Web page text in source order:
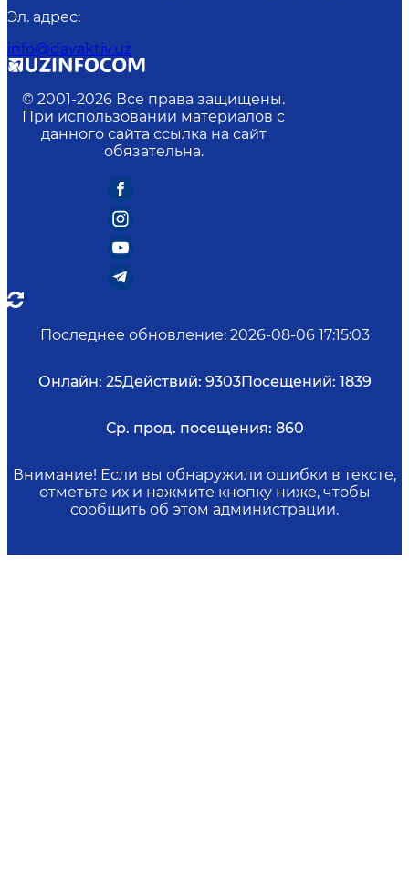
Эл. адрес:
info@davaktiv.uz
© 2001-2026 Все права защищены.
При использовании материалов с
данного сайта ссылка на сайт
обязательна.
Последнее обновление: 2026-08-06 17:15:03
Онлайн: 25Действий: 9303Посещений: 1839
Ср. прод. посещения: 860
Внимание! Если вы обнаружили ошибки в тексте,
отметьте их и нажмите кнопку ниже, чтобы
сообщить об этом администрации.